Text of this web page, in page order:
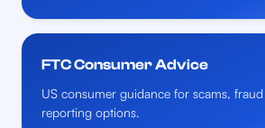
FTC Consumer Advice
US consumer guidance for scams,
reporting options.